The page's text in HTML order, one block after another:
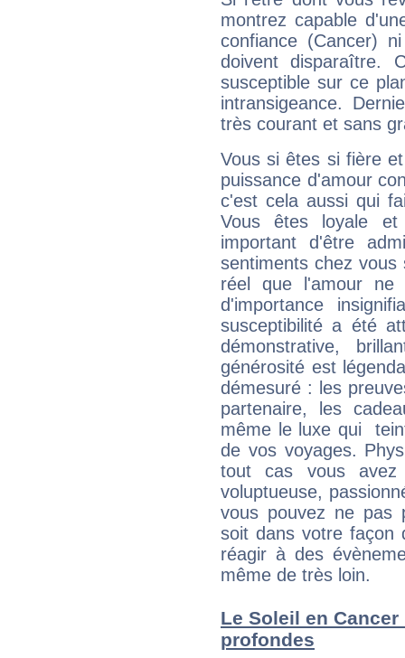
montrez capable
confiance (Cancer)
doivent disparaître.
susceptible sur ce
intransigeance.
très courant et sans
Vous si êtes si fière
puissance d'amour
c'est cela aussi qui
Vous êtes loyale
important d'être
sentiments chez
réel que l'amour ne
d'importance
susceptibilité a été
démonstrative,
générosité est
démesuré : les
partenaire, les
même le luxe qui
de vos voyages.
tout cas vous
voluptueuse,
vous pouvez ne pas
soit dans votre façon
réagir à des
même de très loin.
Le Soleil en
profondes